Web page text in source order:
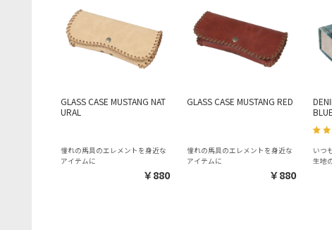
GLASS CASE MUSTANG NAT
URAL
憧れの馬具のエレメントを身近な
アイテムに
￥880
GLASS CASE MUSTANG RED
憧れの馬具のエレメントを身近な
アイテムに
￥880
BLUE
いつ
生地